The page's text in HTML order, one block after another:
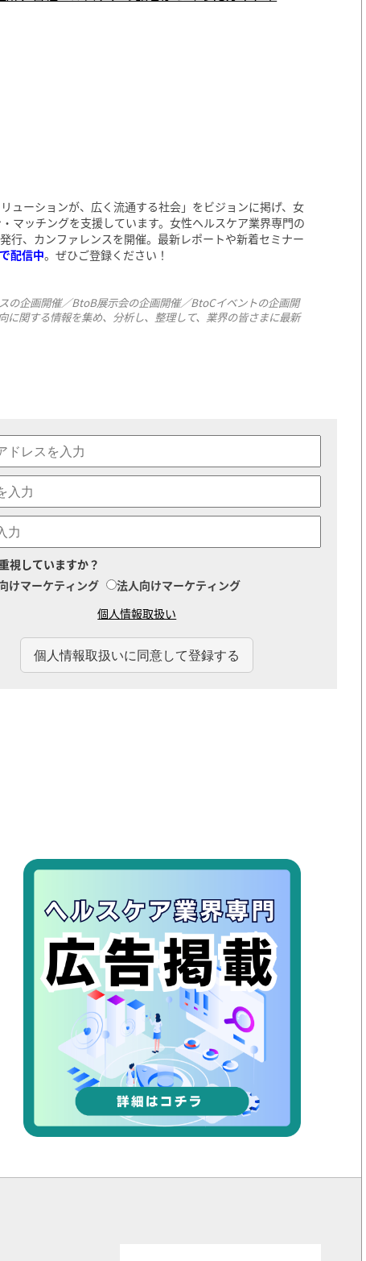
ューションが、広く流通する社会」をビジョンに掲げ、女
マッチングを支援しています。女性ヘルスケア業界専門の
行、カンファレンスを開催。最新レポートや新着セミナー
配信中。ぜひご登録ください！
の企画開催／BtoB展示会の企画開催／BtoCイベントの企画開
関する情報を集め、分析し、整理して、業界の皆さまに最新
視していますか？
けマーケティング
法人向けマーケティング
個人情報取扱い